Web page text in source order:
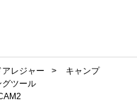
アレジャー >
キャンプ
グツール